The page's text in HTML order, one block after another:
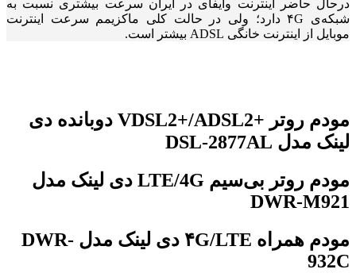
درحال حاضر اینترنت وایفای در ایران سرعت بیشتری نسبت به
شبکه‌ی ۴G دارد؛ ولی در حالت کلی ماکزیمم سرعت اینترنت
موبایل از اینترنت خانگی ADSL بیشتر است.
مودم روتر +VDSL2+/ADSL2 دوبانده دی
لینک مدل DSL-2877AL
مودم روتر بی‌سیم LTE/4G دی لینک مدل
DWR-M921
مودم همراه ۴G/LTE دی لینک مدل DWR-
932C